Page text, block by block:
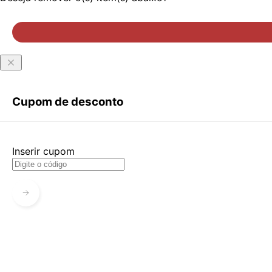
Criar Conta
Esqueci minha senha
Acessar com senha temporária
Cupom de desconto
Inserir cupom